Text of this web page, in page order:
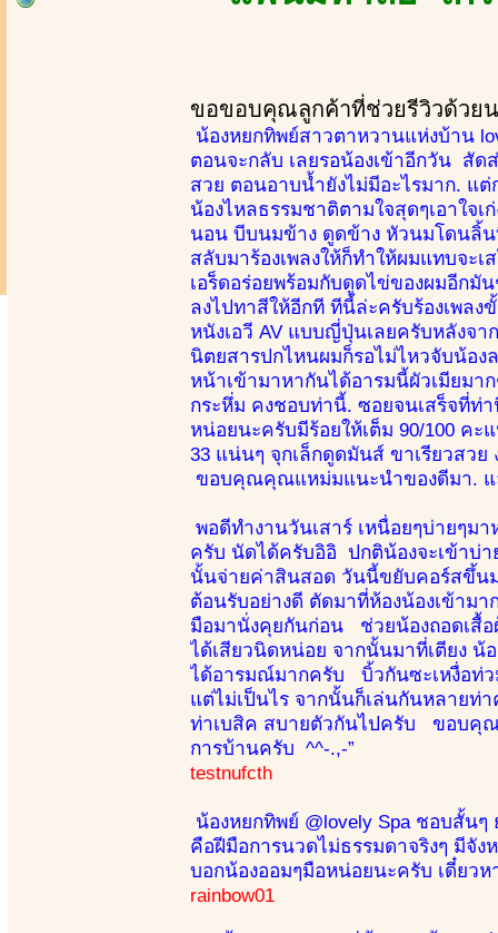
ขอขอบคุณลูกค้าที่ช่วยรีวิวด้วย
น้องหยกทิพย์สาวตาหวานแห่งบ้าน
ตอนจะกลับ เลยรอน้องเข้าอีกวัน สั
สวย ตอนอาบน้ำยังไม่มีอะไรมาก. แ
น้องไหลธรรมชาติตามใจสุดๆเอาใจ
นอน บีบนมข้าง ดูดข้าง หัวนมโดนลิ้น
สลับมาร้องเพลงให้ก็ทำให้ผมแทบจะ
เอร็ดอร่อยพร้อมกับดูดไข่ของผมอีกมั
ลงไปทาสีให้อีกที ทีนี้ล่ะครับร้องเพลง
หนังเอวี AV แบบญี่ปุ่นเลยครับหลังจ
นิตยสารปกไหนผมก็รอไม่ไหวจับน้อง
หน้าเข้ามาหากันได้อารมนี้ผัวเมียม
กระหึ่ม คงชอบท่านี้. ซอยจนเสร็จที่ท่
หน่อยนะครับมีร้อยให้เต็ม 90/100 ค
33 แน่นๆ จุกเล็กดูดมันส์ ขาเรียวสว
ขอบคุณคุณแหม่มแนะนำของดีมา. แ
พอดีทำงานวันเสาร์ เหนื่อยๆบ่ายๆม
ครับ นัดได้ครับอิอิ ปกติน้องจะเข้าบ่า
นั้นจ่ายค่าสินสอด วันนี้ขยับคอร์สขึ้นม
ต้อนรับอย่างดี ตัดมาที่ห้องน้องเข้าม
มือมานั่งคุยกันก่อน ช่วยน้องถอดเสื้อ
ได้เสียวนิดหน่อย จากนั้นมาที่เตียง
ได้อารมณ์มากครับ บิ้วกันซะเหงื่อท่ว
แต่ไม่เป็นไร จากนั้นก็เล่นกันหลายท่
ท่าเบสิค สบายตัวกันไปครับ ขอบคุณ
การบ้านครับ ^^-.,-”
testnufcth
น้องหยกทิพย์ @lovely Spa ชอบสั้น
คือฝีมือการนวดไม่ธรรมดาจริงๆ มีจัง
บอกน้องออมๆมือหน่อยนะครับ เดี๋ยวห
rainbow01